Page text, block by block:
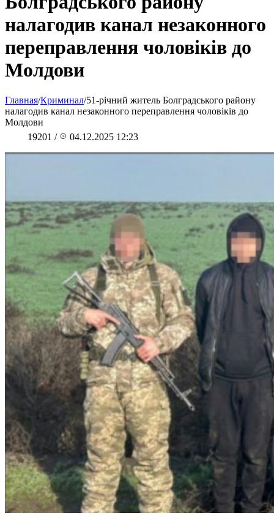
налагодив канал незаконного
переправлення чоловіків до
Молдови
Главная/Криминал/51-річний житель Болградського району
налагодив канал незаконного переправлення чоловіків до
Молдови
19201 / 04.12.2025 12:23